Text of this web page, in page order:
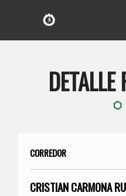
DETALLE
CORREDOR
CRISTIAN CARMONA